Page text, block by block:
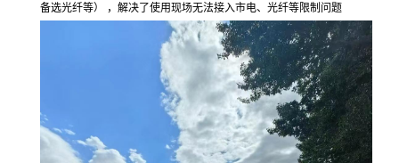
备选光纤等） ，解决了使用现场无法接入市电、光纤等限制问题